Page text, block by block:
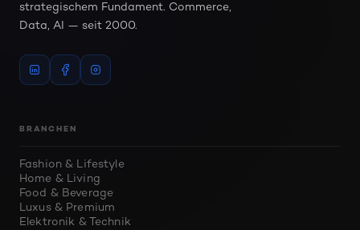
strategischem Fundament. Commerce,
Data, AI — seit 2000.
BRANCHEN
Fashion & Lifestyle
Home & Living
Food & Beverage
Luxus & Premium
Elektronik & Technik